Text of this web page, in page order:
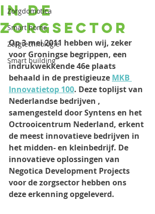
Zorgdomotica
Smart home
Zorgtechnologie
Smart building
in de
zorgsector
Op 3 mei 2011 hebben wij, zeker
voor Groningse begrippen, een
indrukwekkende 46e plaats
behaald in de prestigieuze MKB
Innovatietop 100. Deze toplijst van
Nederlandse bedrijven ,
samengesteld door Syntens en het
Octrooicentrum Nederland, erkent
de meest innovatieve bedrijven in
het midden- en kleinbedrijf. De
innovatieve oplossingen van
Negotica Development Projects
voor de zorgsector hebben ons
deze erkenning opgeleverd.